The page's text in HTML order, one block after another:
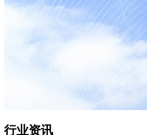
行业资讯